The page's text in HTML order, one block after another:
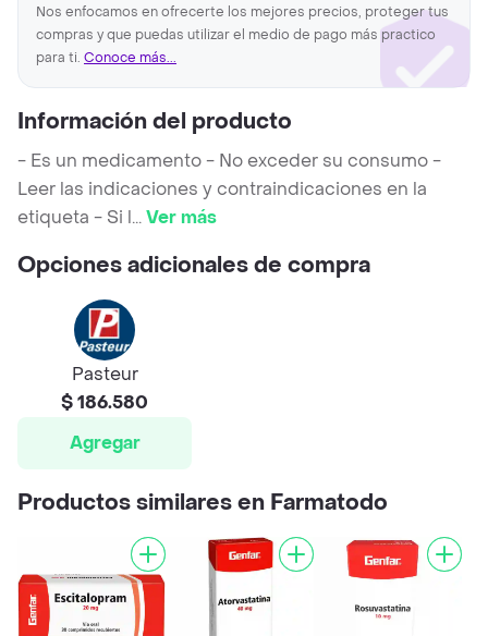
Nos enfocamos en ofrecerte los mejores precios, proteger tus
compras y que puedas utilizar el medio de pago más practico
para ti. Conoce más...
Información del producto
- Es un medicamento - No exceder su consumo -
Leer las indicaciones y contraindicaciones en la
etiqueta - Si l...Ver más
Opciones adicionales de compra
Pasteur
$ 186.580
Agregar
Productos similares en Farmatodo